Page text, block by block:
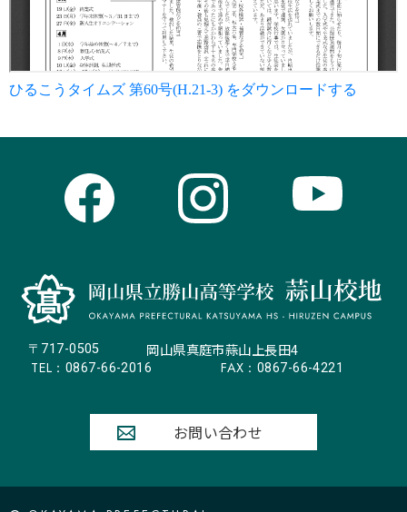
ひるこうタイムズ 第60号(H.21-3) をダウンロードする
〒717-0505 岡山県真庭市蒜山上長田4
TEL： 0867-66-2016 FAX： 0867-66-4221
お問い合わせ